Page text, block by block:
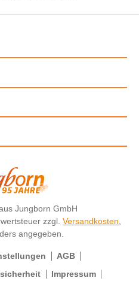
Jungborn GmbH
zzgl. Versandkosten,
angegeben.
AGB
Impressum